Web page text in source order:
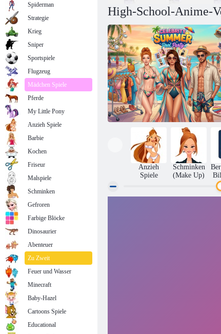
High-School-Anime-
Anzieh
Spiele
Schminken
(Make Up)
Spiderman
Strategie
Krieg
Sniper
Sportspiele
Flugzeug
Mädchen Spiele
Pferde
My Little Pony
Anzieh Spiele
Barbie
Kochen
Friseur
Malspiele
Schminken
Gefroren
Farbige Blöcke
Dinosaurier
Abenteuer
Zu Zweit
Feuer und Wasser
Minecraft
Baby-Hazel
Cartoons Spiele
Educational